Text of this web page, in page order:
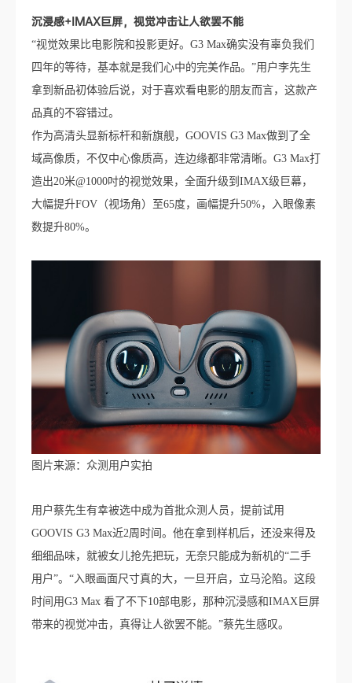
沉浸感+IMAX巨屏，视觉冲击让人欲罢不能
“视觉效果比电影院和投影更好。G3 Max确实没有辜负我们
四年的等待，基本就是我们心中的完美作品。”用户李先生
拿到新品初体验后说，对于喜欢看电影的朋友而言，这款产
品真的不容错过。
作为高清头显新标杆和新旗舰，GOOVIS G3 Max做到了全
域高像质，不仅中心像质高，连边缘都非常清晰。G3 Max打
造出20米@1000吋的视觉效果，全面升级到IMAX级巨幕，
大幅提升FOV（视场角）至65度，画幅提升50%，入眼像素
数提升80%。
图片来源：众测用户实拍
用户蔡先生有幸被选中成为首批众测人员，提前试用
GOOVIS G3 Max近2周时间。他在拿到样机后，还没来得及
细细品味，就被女儿抢先把玩，无奈只能成为新机的“二手
用户”。“入眼画面尺寸真的大，一旦开启，立马沦陷。这段
时间用G3 Max 看了不下10部电影，那种沉浸感和IMAX巨屏
带来的视觉冲击，真得让人欲罢不能。”蔡先生感叹。